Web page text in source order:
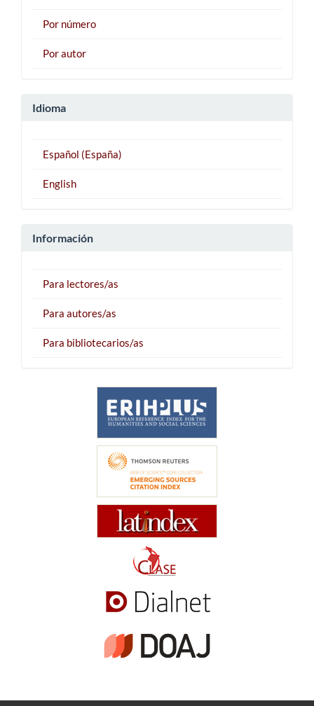
Por número
Por autor
Idioma
Español (España)
English
Información
Para lectores/as
Para autores/as
Para bibliotecarios/as